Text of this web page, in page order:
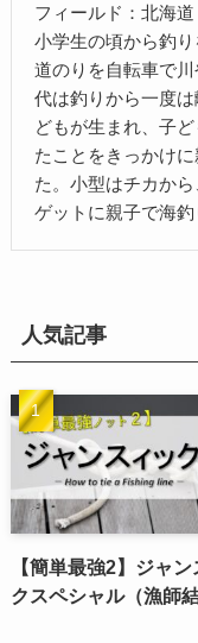
フィールド：北海道
小学生の頃から釣
道のりを自転車で
代は釣りから一度
どもが生まれ、子
たことをきっかけ
た。小型はチカか
ゲットに親子で海釣
人気記事
【簡単最強2】ジャン
クスペシャル（漁師結